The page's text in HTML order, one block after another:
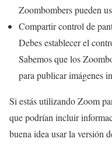
Zoombombers pueden
Compartir control de
Debes establecer el
Sabemos que los
para publicar imágenes
Si estás utilizando Zoom
que podrían incluir
buena idea usar la versión